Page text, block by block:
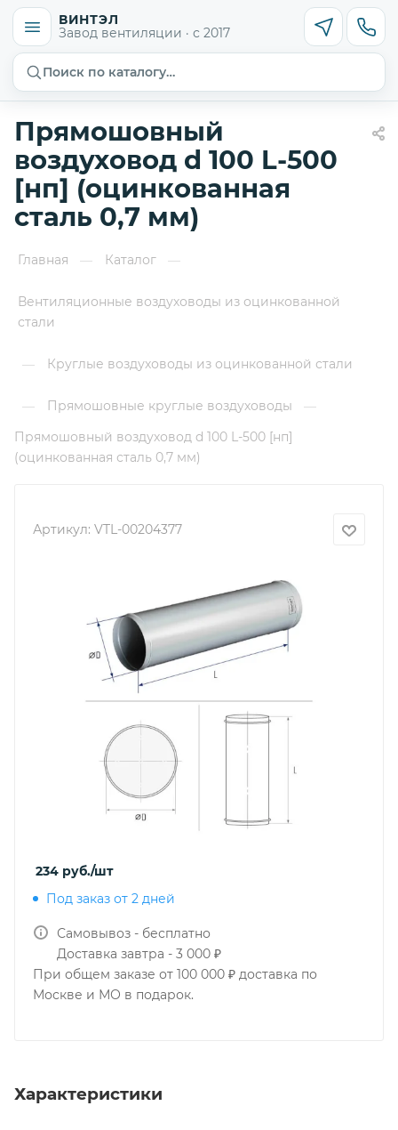
ВИНТЭЛ
Завод вентиляции · с 2017
Поиск по каталогу…
Прямошовный
воздуховод d 100 L-500
[нп] (оцинкованная
сталь 0,7 мм)
Главная — Каталог —
Вентиляционные воздуховоды из оцинкованной
стали
— Круглые воздуховоды из оцинкованной стали
— Прямошовные круглые воздуховоды
—
Прямошовный воздуховод d 100 L-500 [нп]
(оцинкованная сталь 0,7 мм)
Артикул: VTL-00204377
234 руб./шт
Под заказ от 2 дней
Самовывоз - бесплатно
Доставка завтра - 3 000 ₽
При общем заказе от 100 000 ₽ доставка по
Москве и МО в подарок.
Характеристики